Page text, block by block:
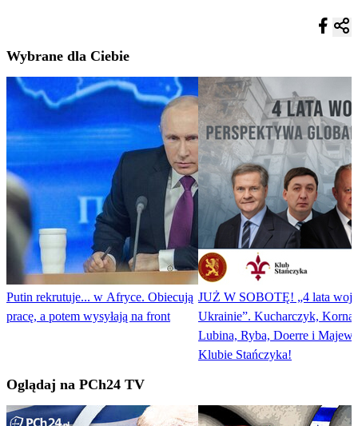
Wybrane dla Ciebie
Putin rekrutuje... w Afryce. Obiecują
pracę, a potem wysyłają na front
JUŻ W SOBOTĘ! „4 lata
Ukrainie”. Kucharczyk,
Lubina, Ryba, Doerre i
Klubie Stańczyka!
Oglądaj na PCh24 TV